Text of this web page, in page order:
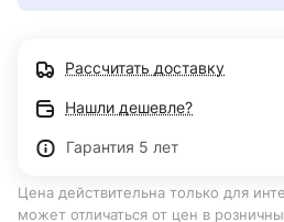
Рассчитать доставку
Нашли дешевле?
Гарантия 5 лет
Цена действительна только для
может отличаться от цен в